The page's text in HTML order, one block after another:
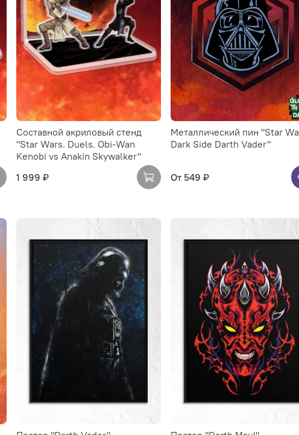
Составной акриловый стенд
"Star Wars. Duels. Obi-Wan
Kenobi vs Anakin Skywalker"
1 999 ₽
Металлический пин "Star
Dark Side Darth Vader"
От 549 ₽